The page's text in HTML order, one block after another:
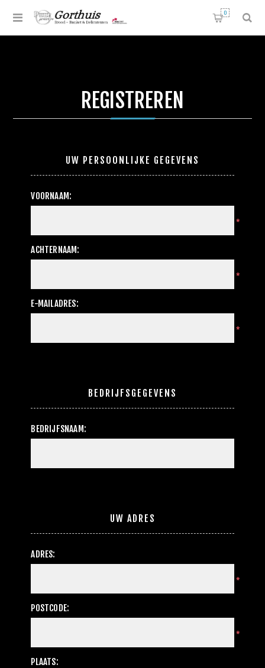
0
REGISTREREN
UW PERSOONLIJKE GEGEVENS
VOORNAAM:
*
ACHTERNAAM:
*
E-MAILADRES:
*
BEDRIJFSGEGEVENS
BEDRIJFSNAAM:
UW ADRES
ADRES:
*
POSTCODE:
*
PLAATS: